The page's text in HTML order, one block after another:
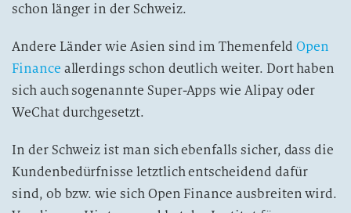
schon länger in der Schweiz.
Andere Länder wie Asien sind im Themenfeld Open
Finance allerdings schon deutlich weiter. Dort haben
sich auch sogenannte Super-Apps wie Alipay oder
WeChat durchgesetzt.
In der Schweiz ist man sich ebenfalls sicher, dass die
Kundenbedürfnisse letztlich entscheidend dafür
sind, ob bzw. wie sich Open Finance ausbreiten wird.